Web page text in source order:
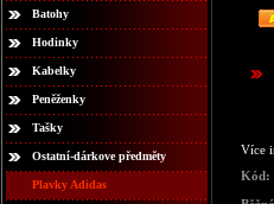
Batohy
Hodinky
Kabelky
Peněženky
Tašky
Ostatní-dárkove předměty
Plavky Adidas
Více
Kód: